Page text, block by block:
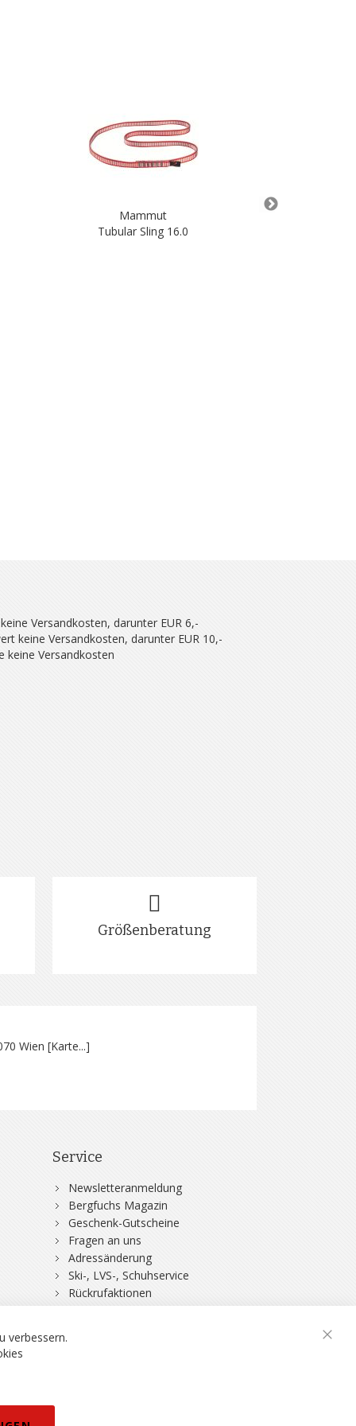
Mammut
Tubular Sling 16.0
Versandkosten, darunter EUR 6,-
keine Versandkosten, darunter EUR 10,-
keine Versandkosten
Größenberatung
Wien [Karte...]
Service
Newsletteranmeldung
Bergfuchs Magazin
Geschenk-Gutscheine
Fragen an uns
Adressänderung
Ski-, LVS-, Schuhservice
Rückrufaktionen
DSV-Skiversicherung
verbessern.